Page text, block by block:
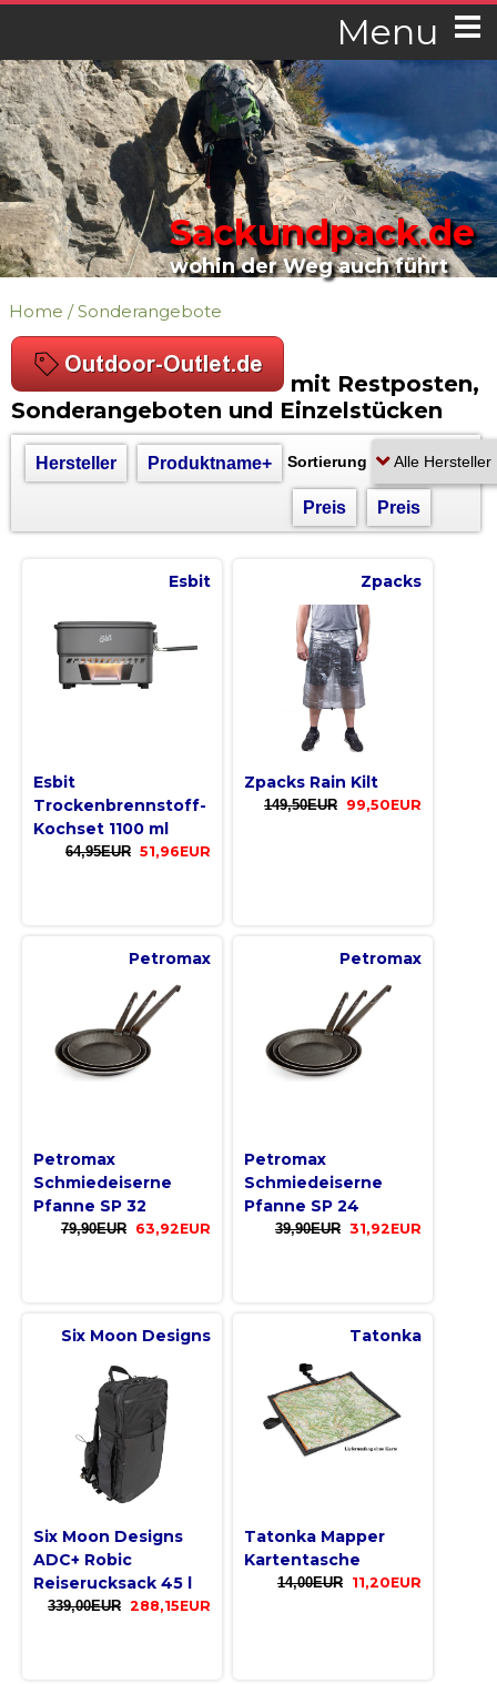
Menu
Sackundpack.de
wohin der Weg auch führt
Home /Sonderangebote
mit Restposten,
Sonderangeboten und Einzelstücken
Sortierung
Hersteller Produktname+
Preis Preis
Esbit
Esbit
Trockenbrennstoff-
Kochset 1100 ml
64,95EUR 51,96EUR
Zpacks
Zpacks Rain Kilt
149,50EUR 99,50EUR
Petromax
Petromax
Schmiedeiserne
Pfanne SP 32
79,90EUR 63,92EUR
Petromax
Petromax
Schmiedeiserne
Pfanne SP 24
39,90EUR 31,92EUR
Six Moon Designs
Six Moon Designs
ADC+ Robic
Reiserucksack 45 l
339,00EUR 288,15EUR
Tatonka
Tatonka Mapper
Kartentasche
14,00EUR 11,20EUR